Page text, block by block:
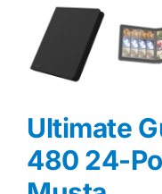
Ultimate
480 24-